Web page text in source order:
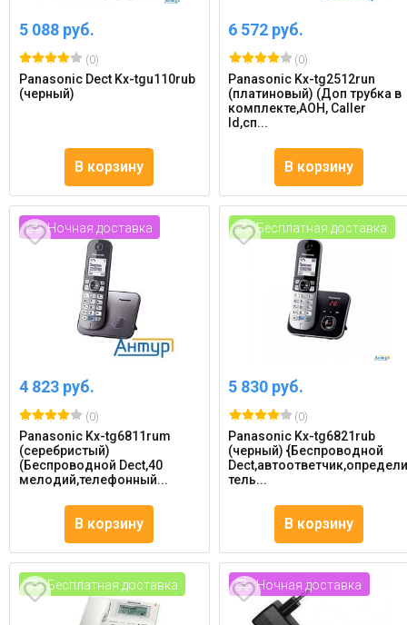
5 088 руб.
(0)
Panasonic Dect Kx-tgu110rub
(черный)
В корзину
6 572 руб.
(0)
Panasonic Kx-tg2512run
(платиновый) (Доп трубка в
комплекте,АОН, Caller
Id,сп...
В корзину
Ночная доставка
4 823 руб.
(0)
Panasonic Kx-tg6811rum
(серебристый)
(Беспроводной Dect,40
мелодий,телефонный...
В корзину
Бесплатная доставка
5 830 руб.
(0)
Panasonic Kx-tg6821rub
(черный) {Беспроводной
тель...
В корзину
Бесплатная доставка Ночная доставка